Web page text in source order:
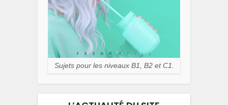
Sujets pour les niveaux B1, B2 et C1.